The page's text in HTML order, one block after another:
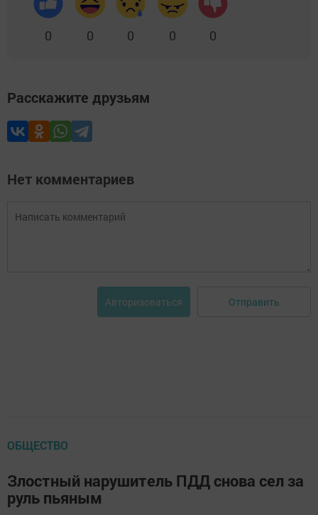
0 0 0 0 0
Расскажите друзьям
Нет комментариев
Авторизоваться Отправить
ОБЩЕСТВО
Злостный нарушитель ПДД снова сел за
руль пьяным